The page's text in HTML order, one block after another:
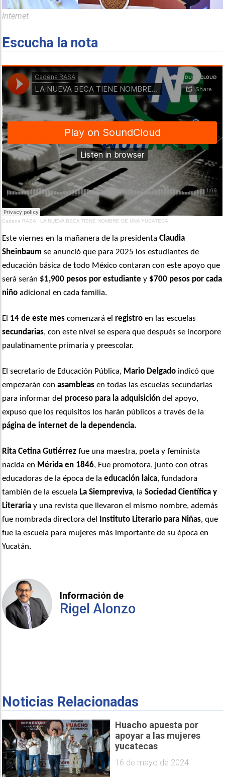
Internet
Escucha la nota
Cadena RASA · LA NUEVA BECA TIENE NOMBRE DE UNA YUCATECA
Este viernes en la mañanera de la presidentaClaudia
Sheinbaum se anunció que para 2025 los estudiantes de
educación básica de todo México contaran con este apoyo que
será serán $1,900 pesos por estudiante y $700 pesos por cada
niño adicional en cada familia.
El 14 de este mes comenzará elregistro en las escuelas
secundarias, con este nivel se espera que después se incorpore
paulatinamente primaria y preescolar.
El secretario de Educación Pública, Mario Delgado indicó que
empezarán conasambleas en todas las escuelas secundarias
para informar del proceso para la adquisición del apoyo,
expuso que los requisitos los harán públicos a través de la
página de internet de la dependencia.
Rita Cetina Gutiérrez fue una maestra, poeta y feminista
nacida en Mérida en 1846, Fue promotora, junto con otras
educadoras de la época de laeducación laica, fundadora
también de la escuela La Siempreviva, laSociedad Científica y
Literaria y una revista que llevaron el mismo nombre, además
fue nombrada directora del
Instituto Literario para Niñas, que
fue la escuela para mujeres más importante de su época en
Yucatán.
Información de
Rigel Alonzo
Noticias Relacionadas
Huacho apuesta por
apoyar a las mujeres
yucatecas
16 de mayo de 2024